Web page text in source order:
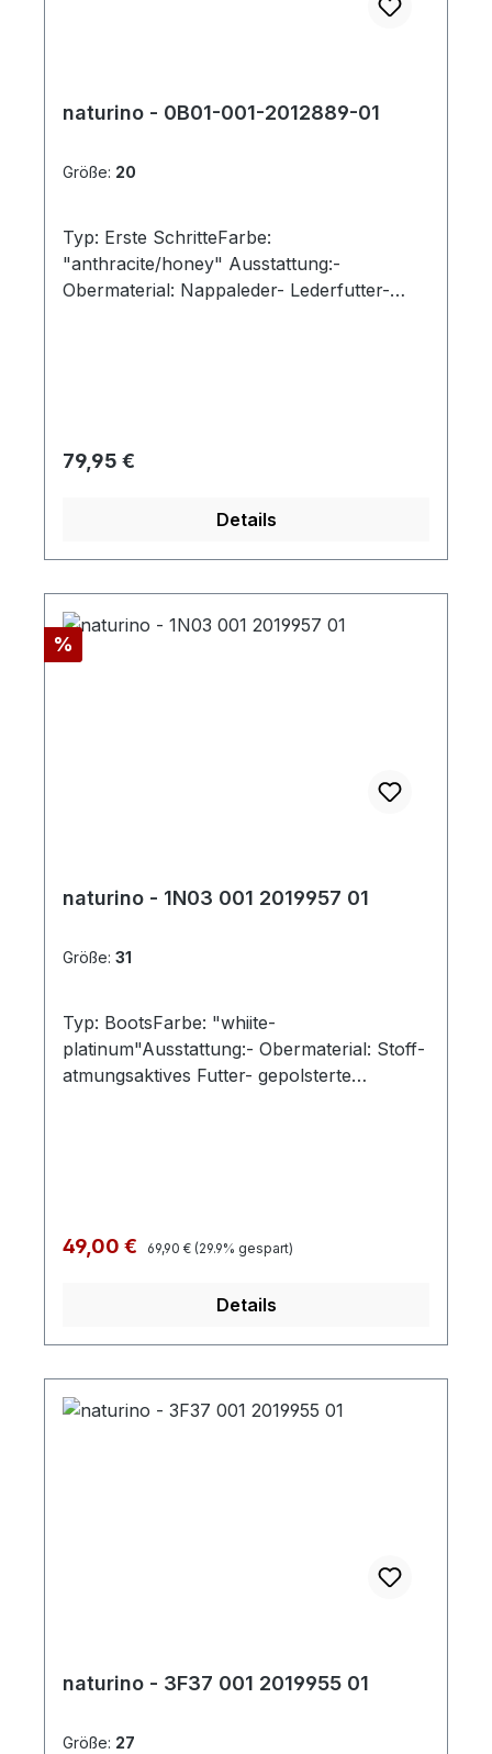
naturino - 0B01-001-2012889-01
Größe: 20
Typ: Erste SchritteFarbe:
"anthracite/honey" Ausstattung:-
Obermaterial: Nappaleder- Lederfutter-
Regulärer Preis:
79,95 €
Details
Rabatt
%
naturino - 1N03 001 2019957 01
Größe: 31
Typ: BootsFarbe: "whiite-
platinum"Ausstattung:- Obermaterial: Stoff-
atmungsaktives Futter- gepolsterte
Verkaufspreis:
49,00 € Regulärer Preis:
69,90 € (29.9% gespart)
Details
naturino - 3F37 001 2019955 01
Größe: 27